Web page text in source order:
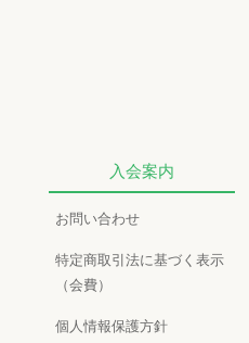
入会案内
お問い合わせ
特定商取引法に基づく表示
（会費）
個人情報保護方針